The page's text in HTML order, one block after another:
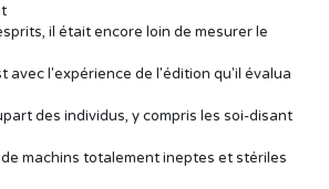
il était encore loin de mesurer le
avec l'expérience de l'édition qu'il évalua
des individus, y compris les soi-disant
machins totalement ineptes et stériles